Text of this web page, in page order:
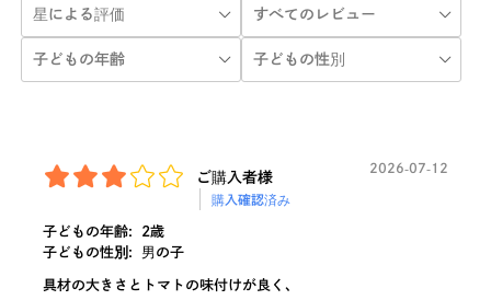
ご購入者様
購入確認済み
2026-07-12
子どもの年齢:
2歳
子どもの性別:
男の子
具材の大きさとトマトの味付けが良く、